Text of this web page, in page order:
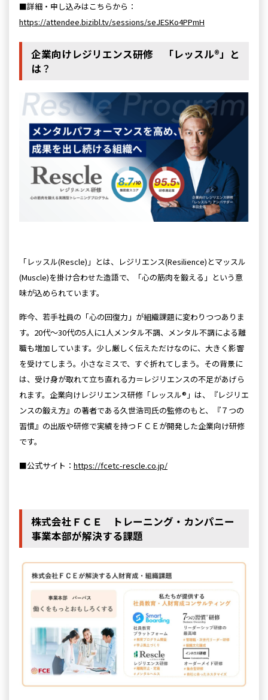
■詳細・申し込みはこちらから：
https://attendee.bizibl.tv/sessions/seJESKo4PPmH
企業向けレジリエンス研修 「レッスル®」と
は？
「レッスル(Rescle)」とは、レジリエンス(Resilience)とマッスル
(Muscle)を掛け合わせた造語で、
「心の筋肉を鍛える」という意
味が込められています。
昨今、若手社員の「心の回復力」が組織課題に変わりつつありま
す。20代～30代の5人に1人メンタル不調、メンタル不調による離
職も増加しています。少し厳しく伝えただけなのに、大きく影響
を受けてしまう。小さなミスで、すぐ折れてしまう。その背景に
は、受け身が取れて立ち直れる力＝レジリエンスの不足があげら
れます。企業向けレジリエンス研修「レッスル®」は、『レジリエ
ンスの鍛え方』の著者である久世浩司氏の監修のもと、『７つの
習慣』の出版や研修で実績を持つＦＣＥが開発した企業向け研修
です。
■公式サイト： https://fcetc-rescle.co.jp/
株式会社ＦＣＥ トレーニング・カンパニー
事業本部が解決する課題